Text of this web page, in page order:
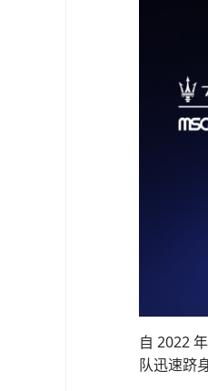
自 2022
队迅速跻